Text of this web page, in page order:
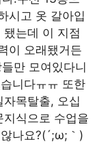
시고 옷 갈아입
는데 이 지점
이 오래됐거든
만 모여있다니
니다ㅠㅠ 또한
목탈출, 오십
식으로 수업을
나요?(´;ω;｀)